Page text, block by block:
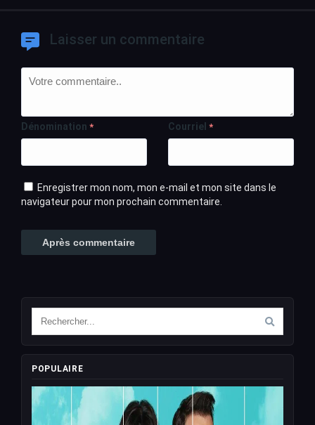
Laisser un commentaire
Dénomination * Courriel *
Enregistrer mon nom, mon e-mail et mon site dans le
navigateur pour mon prochain commentaire.
POPULAIRE